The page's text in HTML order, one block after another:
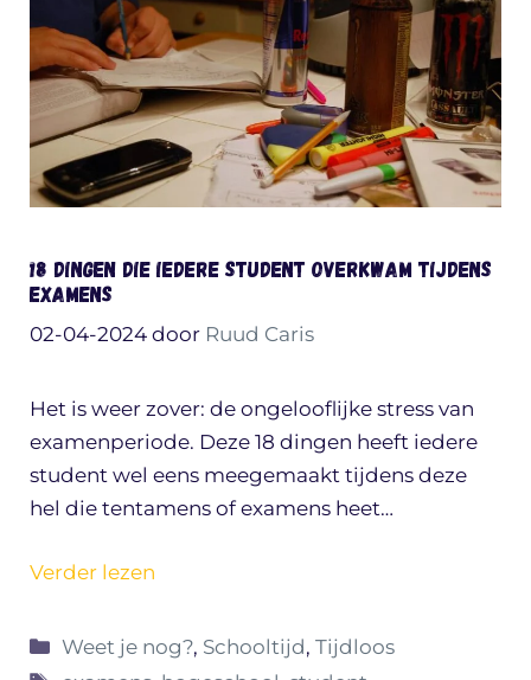
18 dingen die iedere student overkwam tijdens
examens
02-04-2024 door Ruud Caris
Het is weer zover: de ongelooflijke stress van
examenperiode. Deze 18 dingen heeft iedere
student wel eens meegemaakt tijdens deze
hel die tentamens of examens heet…
Verder lezen
Categorieën
Weet je nog?, Schooltijd,Tijdloos